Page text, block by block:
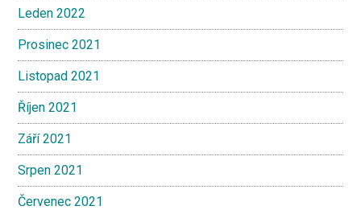
Leden 2022
Prosinec 2021
Listopad 2021
Říjen 2021
Září 2021
Srpen 2021
Červenec 2021